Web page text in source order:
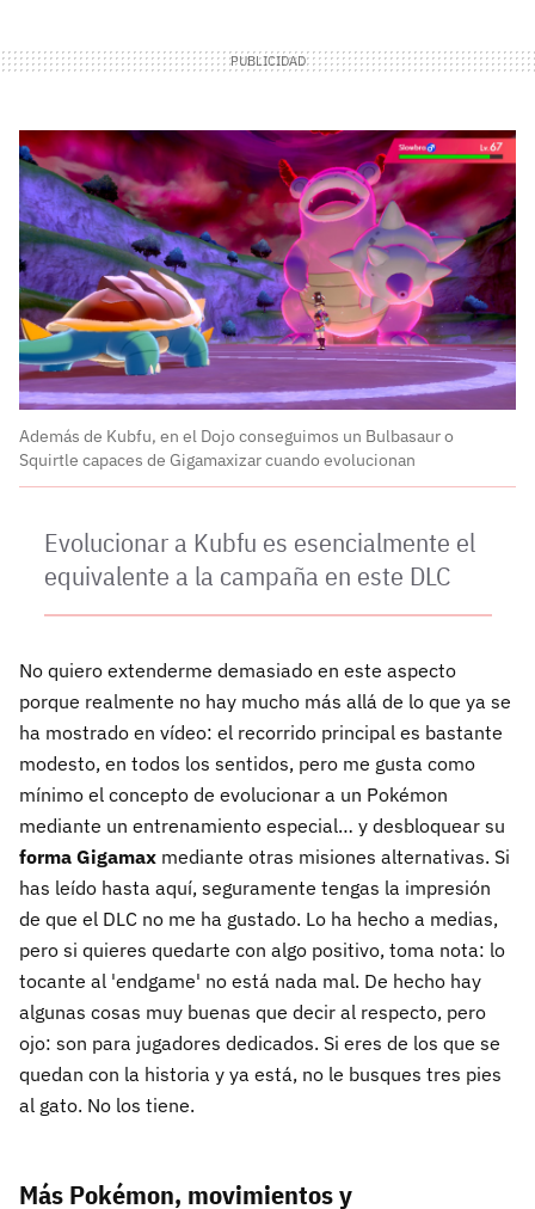
Además de Kubfu, en el Dojo conseguimos un Bulbasaur o
Squirtle capaces de Gigamaxizar cuando evolucionan
Evolucionar a Kubfu es esencialmente el
equivalente a la campaña en este DLC
No quiero extenderme demasiado en este aspecto
porque realmente no hay mucho más allá de lo que ya se
ha mostrado en vídeo: el recorrido principal es bastante
modesto, en todos los sentidos, pero me gusta como
mínimo el concepto de evolucionar a un Pokémon
mediante un entrenamiento especial… y desbloquear su
forma Gigamax mediante otras misiones alternativas. Si
has leído hasta aquí, seguramente tengas la impresión
de que el DLC no me ha gustado. Lo ha hecho a medias,
pero si quieres quedarte con algo positivo, toma nota: lo
tocante al 'endgame' no está nada mal. De hecho hay
algunas cosas muy buenas que decir al respecto, pero
ojo: son para jugadores dedicados. Si eres de los que se
quedan con la historia y ya está, no le busques tres pies
al gato. No los tiene.
Más Pokémon, movimientos y